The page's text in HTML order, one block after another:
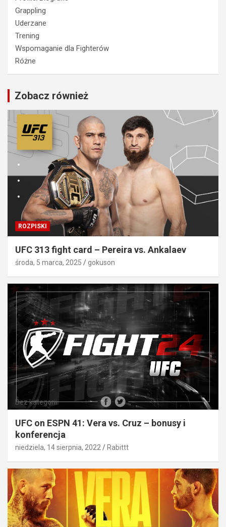
Grappling
Uderzane
Trening
Wspomaganie dla Fighterów
Różne
Zobacz również
ROZPISKI
UFC 313 fight card – Pereira vs. Ankalaev
środa, 5 marca, 2025 gokuson
Bez kategorii
UFC on ESPN 41: Vera vs. Cruz – bonusy i
konferencja
niedziela, 14 sierpnia, 2022 Rabittt